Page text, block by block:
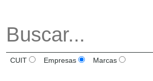
CUIT Empresas Marcas